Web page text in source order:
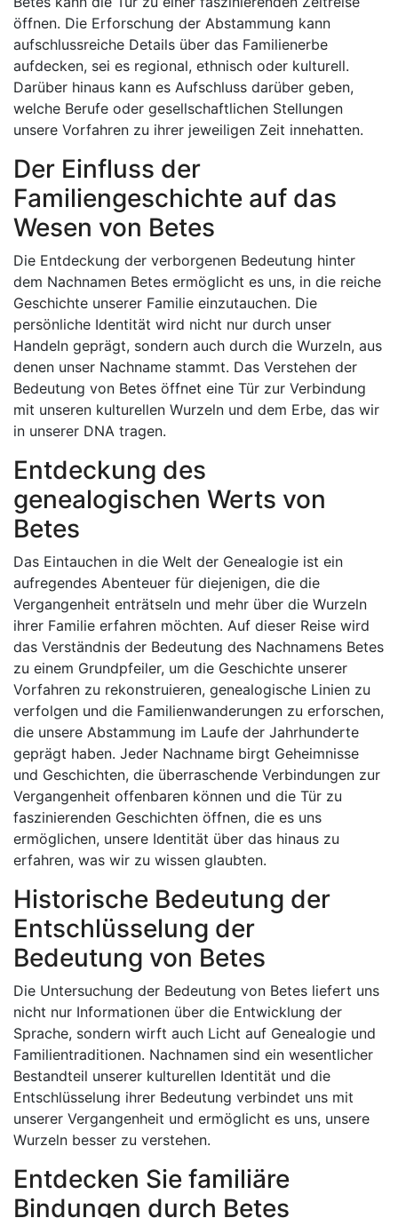
öffnen. Die Erforschung der Abstammung kann
aufschlussreiche Details über das Familienerbe
aufdecken, sei es regional, ethnisch oder kulturell.
Darüber hinaus kann es Aufschluss darüber geben,
welche Berufe oder gesellschaftlichen Stellungen
unsere Vorfahren zu ihrer jeweiligen Zeit innehatten.
Der Einfluss der
Familiengeschichte auf das
Wesen von Betes
Die Entdeckung der verborgenen Bedeutung hinter
dem Nachnamen Betes ermöglicht es uns, in die reiche
Geschichte unserer Familie einzutauchen. Die
persönliche Identität wird nicht nur durch unser
Handeln geprägt, sondern auch durch die Wurzeln, aus
denen unser Nachname stammt. Das Verstehen der
Bedeutung von Betes öffnet eine Tür zur Verbindung
mit unseren kulturellen Wurzeln und dem Erbe, das wir
in unserer DNA tragen.
Entdeckung des
genealogischen Werts von
Betes
Das Eintauchen in die Welt der Genealogie ist ein
aufregendes Abenteuer für diejenigen, die die
Vergangenheit enträtseln und mehr über die Wurzeln
ihrer Familie erfahren möchten. Auf dieser Reise wird
das Verständnis der Bedeutung des Nachnamens Betes
zu einem Grundpfeiler, um die Geschichte unserer
Vorfahren zu rekonstruieren, genealogische Linien zu
verfolgen und die Familienwanderungen zu erforschen,
die unsere Abstammung im Laufe der Jahrhunderte
geprägt haben. Jeder Nachname birgt Geheimnisse
und Geschichten, die überraschende Verbindungen zur
Vergangenheit offenbaren können und die Tür zu
faszinierenden Geschichten öffnen, die es uns
ermöglichen, unsere Identität über das hinaus zu
erfahren, was wir zu wissen glaubten.
Historische Bedeutung der
Entschlüsselung der
Bedeutung von Betes
Die Untersuchung der Bedeutung von Betes liefert uns
nicht nur Informationen über die Entwicklung der
Sprache, sondern wirft auch Licht auf Genealogie und
Familientraditionen. Nachnamen sind ein wesentlicher
Bestandteil unserer kulturellen Identität und die
Entschlüsselung ihrer Bedeutung verbindet uns mit
unserer Vergangenheit und ermöglicht es uns, unsere
Wurzeln besser zu verstehen.
Entdecken Sie familiäre
Bindungen durch Betes